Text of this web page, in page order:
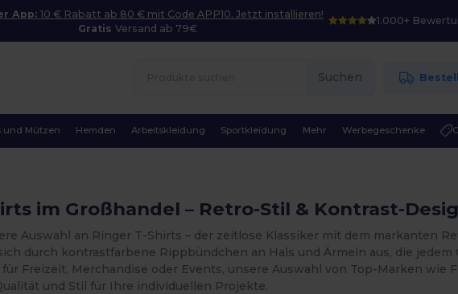
App: 10 € Rabatt ab 80 € mit Code APP10. Jetzt installieren!
GratisVersand ab 79€
1.000+
Suchen
und Mützen Hemden Arbeitskleidung Sportkleidung Mehr Werbegeschenke
im Großhandel – Retro-Stil & Kontrast-
Auswahl an Ringer T-Shirts – der zeitlose Klassiker mit dem markanten
durch kontrastfarbene Rippbündchen an Hals und Ärmeln aus, die
Freizeit, Merchandise oder Events, unsere Auswahl von Top-Marken wie
und Stil für Ihre individuellen Projekte.